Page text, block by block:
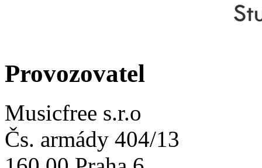
Provozovatel
Musicfree s.r.o
Čs. armády 404/13